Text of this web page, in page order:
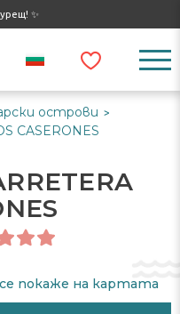
✨
острови >
CASERONES
​​покаже на картата